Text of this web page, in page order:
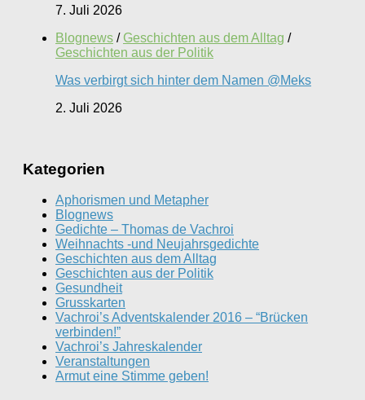
7. Juli 2026
Blognews / Geschichten aus dem Alltag /
Geschichten aus der Politik
Was verbirgt sich hinter dem Namen @Meks
2. Juli 2026
Kategorien
Aphorismen und Metapher
Blognews
Gedichte – Thomas de Vachroi
Weihnachts -und Neujahrsgedichte
Geschichten aus dem Alltag
Geschichten aus der Politik
Gesundheit
Grusskarten
Vachroi’s Adventskalender 2016 – “Brücken
verbinden!”
Vachroi’s Jahreskalender
Veranstaltungen
Armut eine Stimme geben!